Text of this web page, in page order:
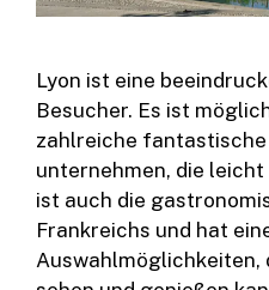
Lyon ist eine
Besucher. Es ist
zahlreiche
unternehmen, die
ist auch die
Frankreichs und hat
Auswahlmöglichkeiten,